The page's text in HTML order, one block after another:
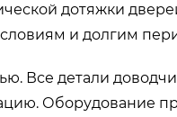
дотяжки
и долгим
Все детали
Оборудование